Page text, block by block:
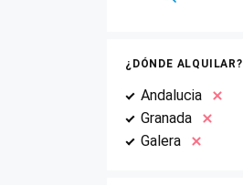
¿DÓNDE ALQUILAR?
Andalucia
Granada
Galera